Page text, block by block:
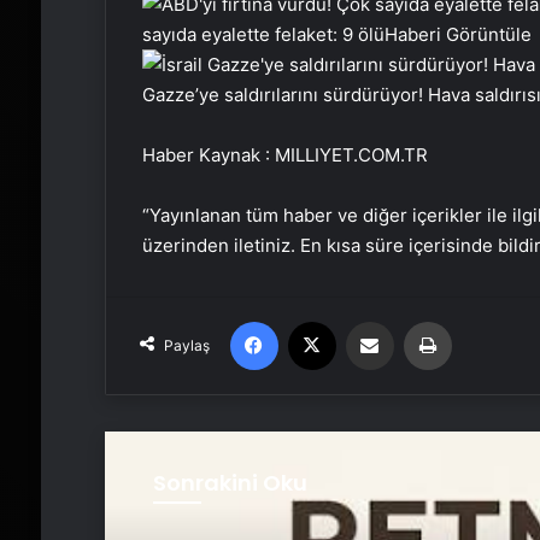
sayıda eyalette felaket: 9 ölüHaberi Görüntüle
Gazze’ye saldırılarını sürdürüyor! Hava
Haber Kaynak : MILLIYET.COM.TR
“Yayınlanan tüm haber ve diğer içerikler ile
üzerinden iletiniz. En kısa süre içerisinde
Paylaş
Facebook Email'den paylaş